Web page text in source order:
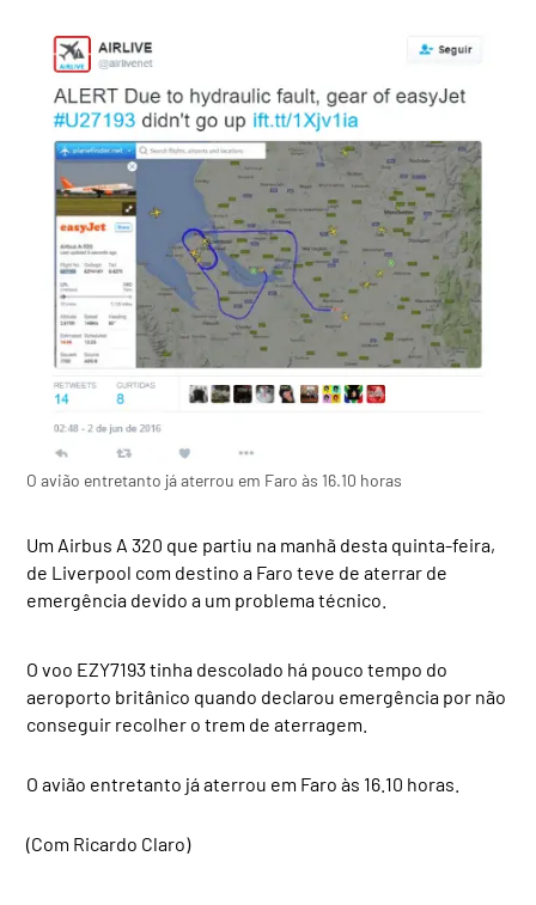
O avião entretanto já aterrou em Faro às 16.10 horas
Um Airbus A 320 que partiu na manhã desta quinta-feira,
de Liverpool com destino a Faro teve de aterrar de
emergência devido a um problema técnico.
O voo EZY7193 tinha descolado há pouco tempo do
aeroporto britânico quando declarou emergência por não
conseguir recolher o trem de aterragem.
O avião entretanto já aterrou em Faro às 16.10 horas.
(Com Ricardo Claro)